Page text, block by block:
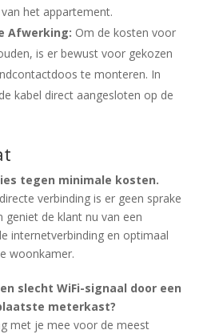
het appartement.
Afwerking: Om de kosten voor
is er bewust voor gekozen
te monteren. In
kabel direct aangesloten op de
tegen minimale kosten.
verbinding is er geen sprake
geniet de klant nu van een
internetverbinding en optimaal
woonkamer.
slecht WiFi-signaal door een
meterkast?
met je mee voor de meest